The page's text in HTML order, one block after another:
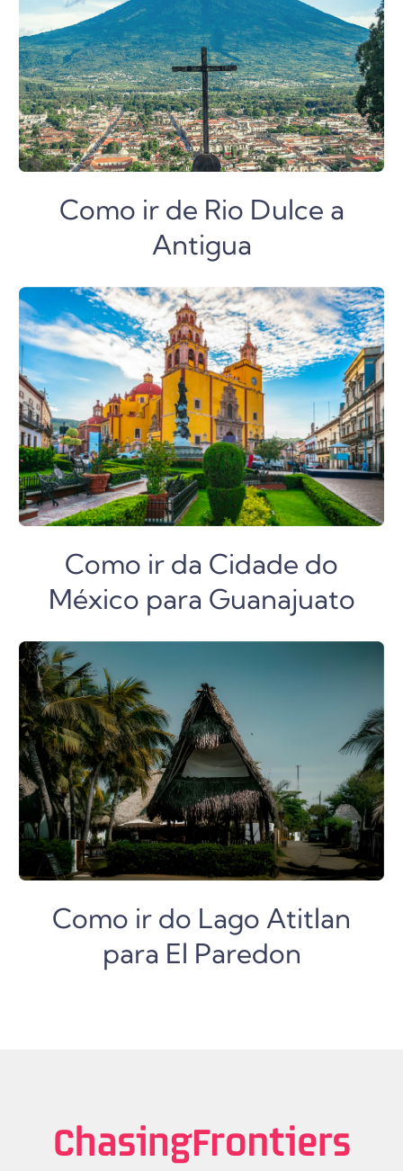
Como ir de Rio Dulce a
Antigua
Como ir da Cidade do
México para Guanajuato
Como ir do Lago Atitlan
para El Paredon